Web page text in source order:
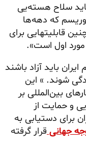
سلاح هسته‌یی
که دهه‌ها
قابلیتهایی برای
اول است».
باید آزاد باشند
شوند. » این
بین‌المللی بر
و حمایت از
برای دستیابی به
جهانیقرار گرفته